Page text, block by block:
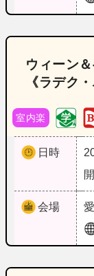
ウィーン
《ラデク
室内楽
日時
会場